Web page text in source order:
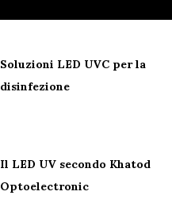
Soluzioni LED UVC per la
disinfezione
Il LED UV secondo Khatod
Optoelectronic